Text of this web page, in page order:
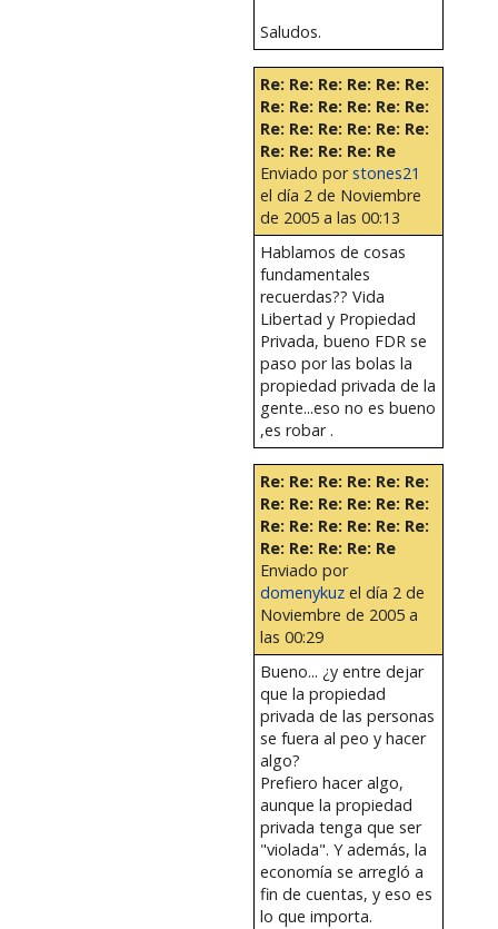
Saludos.
Re: Re: Re: Re: Re: Re:
Re: Re: Re: Re: Re: Re:
Re: Re: Re: Re: Re: Re:
Re: Re: Re: Re: Re
Enviado porstones21
el día 2 de Noviembre
de 2005 a las 00:13
Hablamos de cosas
fundamentales
recuerdas?? Vida
Libertad y Propiedad
Privada, bueno FDR se
paso por las bolas la
propiedad privada de la
gente...eso no es bueno
,es robar .
Re: Re: Re: Re: Re: Re:
Re: Re: Re: Re: Re: Re:
Re: Re: Re: Re: Re: Re:
Re: Re: Re: Re: Re
Enviado por
domenykuzel día 2 de
Noviembre de 2005 a
las 00:29
Bueno... ¿y entre dejar
que la propiedad
privada de las personas
se fuera al peo y hacer
algo?
Prefiero hacer algo,
aunque la propiedad
privada tenga que ser
"violada". Y además, la
economía se arregló a
fin de cuentas, y eso es
lo que importa.